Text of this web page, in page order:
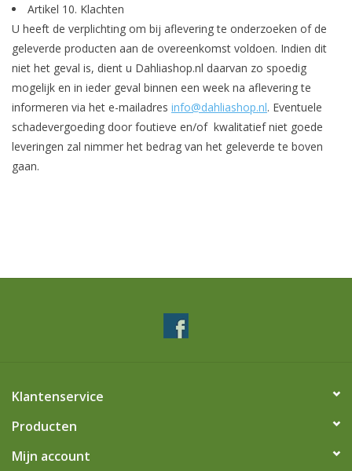
Artikel 10. Klachten
U heeft de verplichting om bij aflevering te onderzoeken of de
geleverde producten aan de overeenkomst voldoen. Indien dit
niet het geval is, dient u Dahliashop.nl daarvan zo spoedig
mogelijk en in ieder geval binnen een week na aflevering te
informeren via het e-mailadres info@dahliashop.nl. Eventuele
schadevergoeding door foutieve en/of kwalitatief niet goede
leveringen zal nimmer het bedrag van het geleverde te boven
gaan.
Klantenservice
Producten
Mijn account